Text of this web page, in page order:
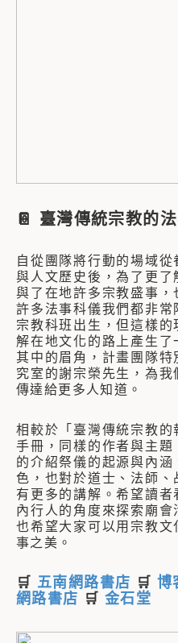
📔 臺灣傳統宗教的
自從團隊將行動的場域
與人文歷史後，為了更
與了在地許多宗教盛事
許多法事科儀我們都非
宗教科班出生，但這樣
解在地文化的路上產生
其中的眉角，計畫團隊
究室的謝宗榮先生，為
傳達給更多人知道。
相較於「臺灣傳統宗教的
手冊，同樣的作者與主題
的介紹祭儀的起源與內
色，也對於道士、法師、
有更多的講解。希望讀
內行人的角度來探索廟會
也希望大家可以用宗教
事之美。
🛒 五南網路書店 🛒 博
網路書店 🛒 金石堂